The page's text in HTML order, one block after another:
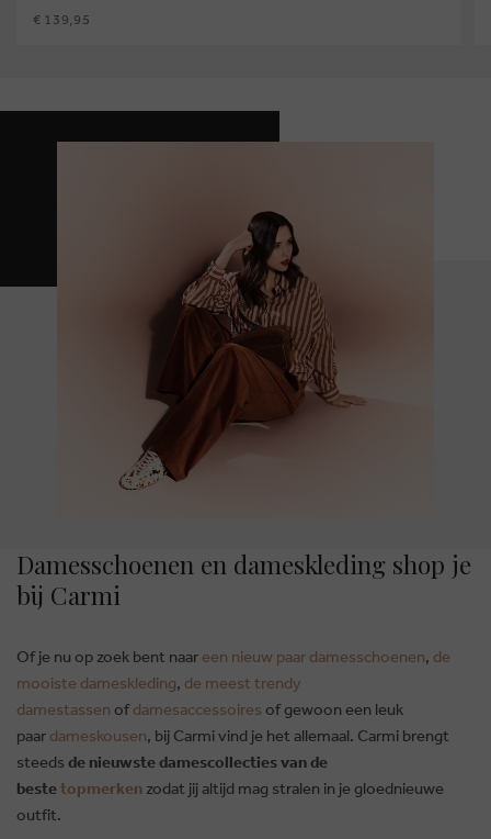
€ 139,95
Damesschoenen en dameskleding shop je
bij Carmi
Of je nu op zoek bent naar een nieuw paar damesschoenen, de
mooiste dameskleding, de meest trendy
damestassen ofdamesaccessoires of gewoon een leuk
paar dameskousen, bij Carmi vind je het allemaal. Carmi brengt
steeds de nieuwste damescollecties van de
bestetopmerken zodat jij altijd mag stralen in je gloednieuwe
outfit.